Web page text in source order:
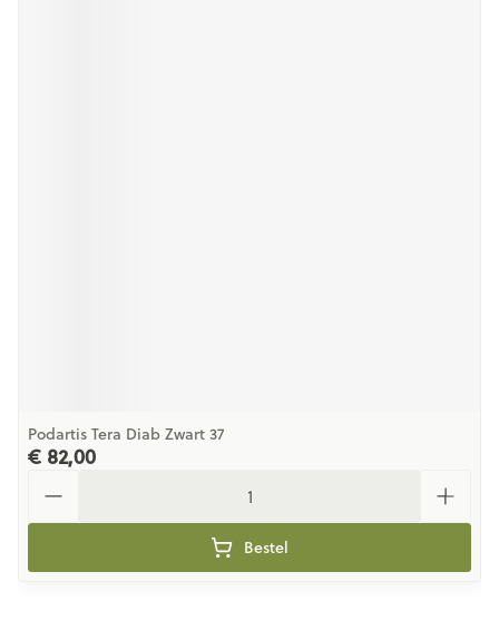
Podartis Tera Diab Zwart 37
€ 82,00
Bestel